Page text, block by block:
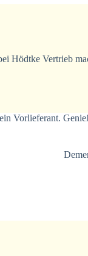
Vorlieferant.